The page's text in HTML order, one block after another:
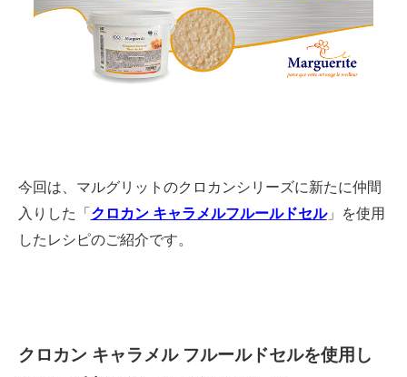
今回は、マルグリットのクロカンシリーズに新たに仲間
入りした「クロカン キャラメルフルールドセル」を使用
したレシピのご紹介です。
クロカン キャラメル フルールドセルを使用し